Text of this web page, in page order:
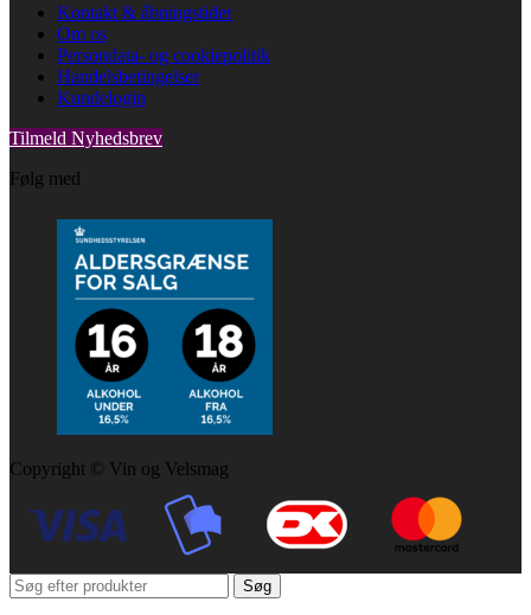
Kontakt & åbningstider
Om os
Persondata- og cookiepolitik
Handelsbetingelser
Kundelogin
Tilmeld Nyhedsbrev
Følg med
Copyright © Vin og Velsmag
Søg